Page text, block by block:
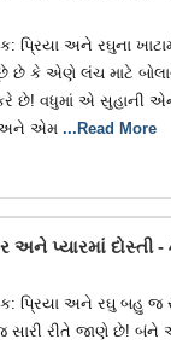
પ્રિયા અને રઘુના
છે કે એણે લંચ માટે
છે! વધુમાં એ સુહાની
અને એમ ...Read More
અને પ્યારમાં દોસ્તી
પ્રિયા અને રઘુ બહુ જ
રીતે જાણે છે! બંને